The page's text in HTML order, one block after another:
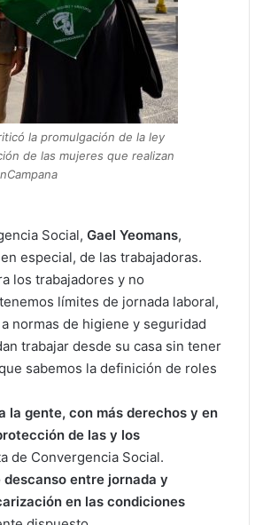
la promulgación de la ley
de las mujeres que realizan
Social, Gael Yeomans,
especial, de las trabajadoras.
los trabajadores y no
límites de jornada laboral,
normas de higiene y seguridad
trabajar desde su casa sin tener
sabemos la definición de roles
la gente, con más derechos y en
de las y los
de Convergencia Social.
descanso entre jornada y
en las condiciones